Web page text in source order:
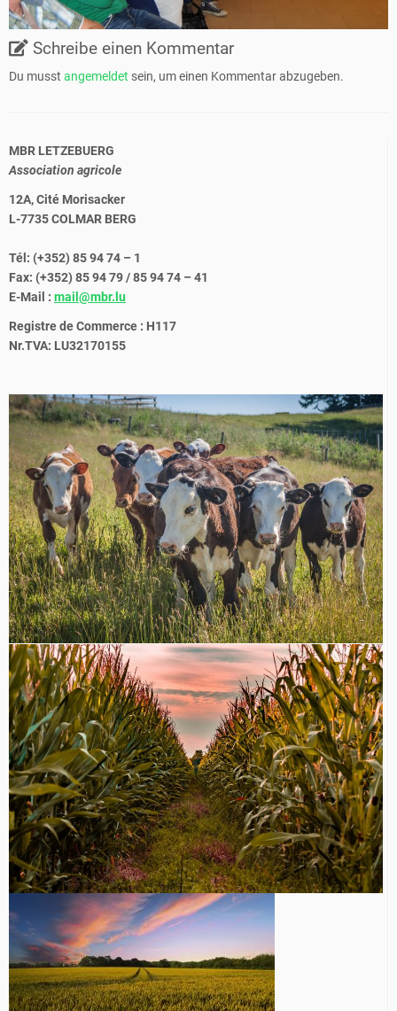
Schreibe einen Kommentar
Du musst angemeldet sein, um einen Kommentar abzugeben.
MBR LETZEBUERG
Association agricole
12A, Cité Morisacker
L-7735 COLMAR BERG
Tél: (+352) 85 94 74 – 1
Fax: (+352) 85 94 79 / 85 94 74 – 41
E-Mail : mail@mbr.lu
Registre de Commerce : H117
Nr.TVA: LU32170155